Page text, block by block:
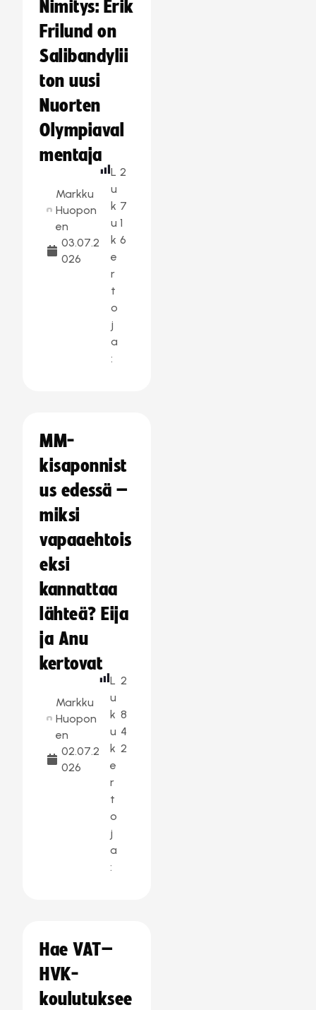
Nimitys: Erik
Frilund on
Salibandylii
ton uusi
Nuorten
Olympiaval
mentaja
Markku
Huopon
en
03.07.2
026
L
u
k
u
k
e
r
t
o
j
a
:
2
7
1
6
MM-
kisaponnist
us edessä –
miksi
vapaaehtois
eksi
kannattaa
lähteä? Eija
ja Anu
kertovat
Markku
Huopon
en
02.07.2
026
L
u
k
u
k
e
r
t
o
j
a
:
2
8
4
2
Hae VAT–
HVK-
koulutuksee